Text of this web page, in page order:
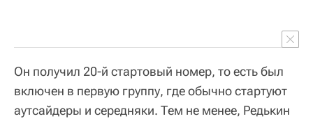
Он получил 20-й стартовый номер, то есть был
включен в первую группу, где обычно стартуют
аутсайдеры и середняки. Тем не менее, Редькин